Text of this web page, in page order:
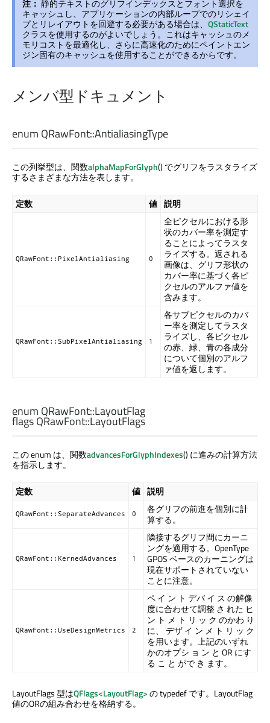
注： 静的テキストのグリフインデックスとフォント選択を
キャッシュし、アプリケーションの内部ループでのリシェイ
プとリレイアウトを回避する必要がある場合は、 QStaticText
クラスを使用するのがよいでしょう。これはキャッシュのメ
モリコストを最適化し、さらに高速化のためにペイントエン
ジン固有のキャッシュを使用することができるからです。
メンバ型ドキュメント
enum QRawFont::AntialiasingType
この列挙型は、関数alphaMapForGlyph() でグリフをラスタライズ
するさまざまな方法を表します。
定数 値 説明
QRawFont::PixelAntialiasing 0
全ピクセルにおける形
状のカバー率を測定す
ることによってラスタ
ライズする。返される
画像は、グリフ形状の
カバー率に基づく各ピ
クセルのアルファ値を
含みます。
QRawFont::SubPixelAntialiasing 1
各サブピクセルのカバ
ー率を測定してラスタ
ライズし、各ピクセル
の赤、緑、青の各成分
について個別のアルフ
ァ値を返します。
enum QRawFont::LayoutFlag
flags QRawFont::LayoutFlags
この enum は、関数advancesForGlyphIndexes() に進みの計算方法
を指示します。
定数 値 説明
QRawFont::SeparateAdvances 0
各グリフの前進を個別に計
算する。
QRawFont::KernedAdvances 1
隣接するグリフ間にカーニ
ングを適用する。OpenType
GPOS ベースのカーニングは
現在サポートされていない
ことに注意。
QRawFont::UseDesignMetrics 2
ペ イ ン ト デバ イ ス の解像
度に合わせて調整 さ れた ヒ
ン ト メ ト リ ッ ク のかわ り
に、 デザ イ ン メ ト リ ッ ク
を用います。上記のいずれ
かのオプシ ョ ン と OR にす
る こ と がで き ます。
LayoutFlags 型はQFlags<LayoutFlag>の typedef です。LayoutFlag
値のORの組み合わせを格納する。